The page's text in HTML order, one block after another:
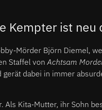
Kempter ist neu
Mörder Björn Diemel,
Staffel von Achtsam
gerät dabei in immer
Als Kita-Mutter, ihr Sohn